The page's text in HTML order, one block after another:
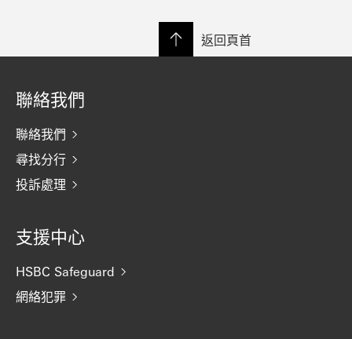
返回頁首
聯絡我們
聯絡我們
尋找分行
投訴處理
支援中心
HSBC Safeguard
網絡犯罪